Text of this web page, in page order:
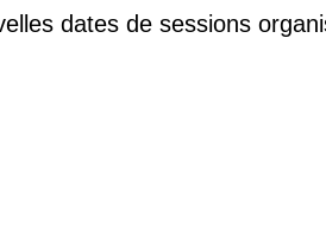
dates de sessions